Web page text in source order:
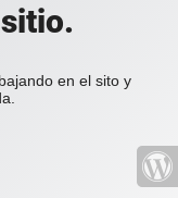
en el sito y